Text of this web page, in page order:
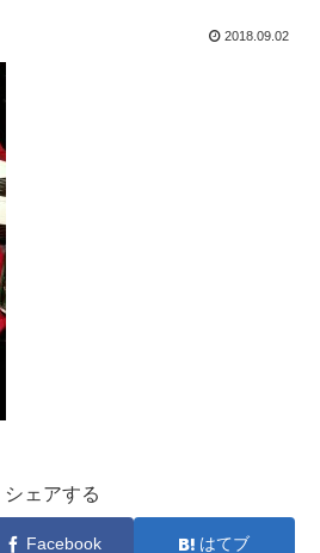
2018.09.02
シェアする
Facebook はてブ